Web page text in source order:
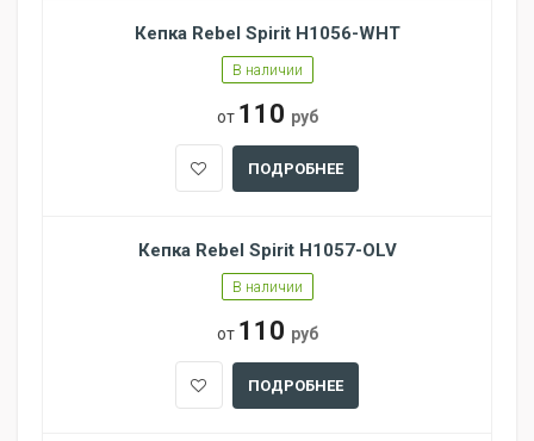
Кепка Rebel Spirit H1056-WHT
В наличии
от 110 руб
ПОДРОБНЕЕ
Кепка Rebel Spirit H1057-OLV
В наличии
от 110 руб
ПОДРОБНЕЕ